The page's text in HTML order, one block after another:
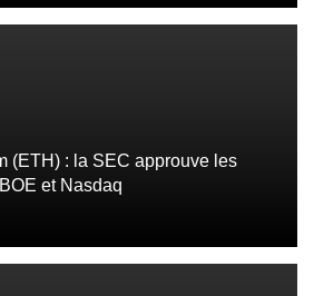
(ETH) : la SEC approuve les
et Nasdaq